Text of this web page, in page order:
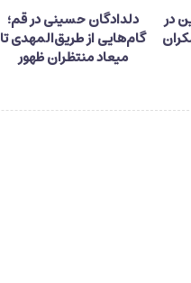
در
دلدادگان حسینی در قم؛
گام‌هایی از طریق‌المهدی تا
میعاد منتظران ظهور